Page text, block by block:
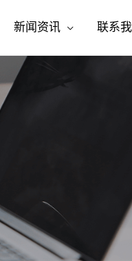
新闻资讯 联系我